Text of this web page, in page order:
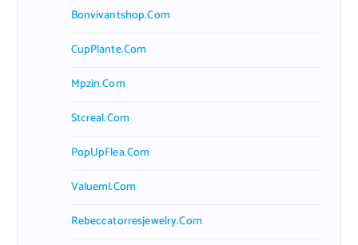
Bonvivantshop.com
CupPlante.com
Mpzin.com
Stcreal.com
PopUpFlea.com
Valueml.com
Rebeccatorresjewelry.com